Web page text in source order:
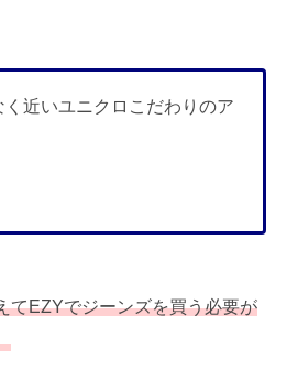
く近いユニクロこだわりのア
てEZYでジーンズを買う必要が